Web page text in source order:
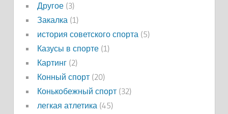
Другое(3)
Закалка(1)
история советского спорта(5)
Казусы в спорте(1)
Картинг(2)
Конный спорт(20)
Конькобежный спорт(32)
легкая атлетика(45)